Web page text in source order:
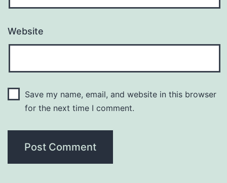
Website
Save my name, email, and website in this browser
for the next time I comment.